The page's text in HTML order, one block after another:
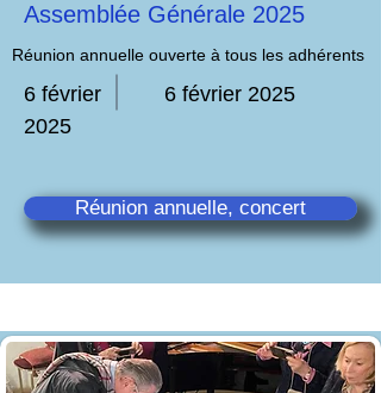
Assemblée Générale 2025
Réunion annuelle ouverte à tous les adhérents
6 février
2025
6 février 2025
Réunion annuelle, concert